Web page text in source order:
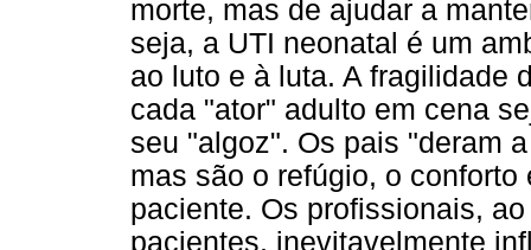
morte, mas de ajudar a
seja, a UTI neonatal é um
ao luto e à luta. A fragilidade
cada "ator" adulto em cena
seu "algoz". Os pais "deram
mas são o refúgio, o
paciente. Os profissionais,
pacientes, inevitavelmente